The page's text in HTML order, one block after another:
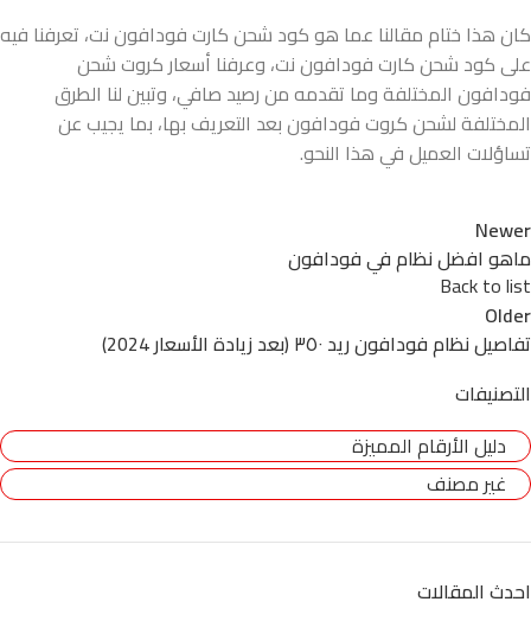
كان هذا ختام مقالنا عما هو كود شحن كارت فودافون نت، تعرفنا فيه
على كود شحن كارت فودافون نت، وعرفنا أسعار كروت شحن
فودافون المختلفة وما تقدمه من رصيد صافي، وتبين لنا الطرق
المختلفة لشحن كروت فودافون بعد التعريف بها، بما يجيب عن
تساؤلات العميل في هذا النحو.
Newer
ماهو افضل نظام في فودافون
Back to list
Older
تفاصيل نظام فودافون ريد ٣٥٠ (بعد زيادة الأسعار 2024)
التصنيفات
دليل الأرقام المميزة
غير مصنف
احدث المقالات